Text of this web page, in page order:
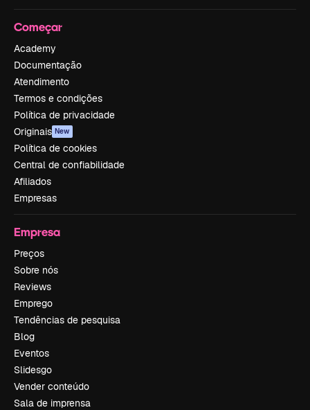
Começar
Academy
Documentação
Atendimento
Termos e condições
Política de privacidade
Originais New
Política de cookies
Central de confiabilidade
Afiliados
Empresas
Empresa
Preços
Sobre nós
Reviews
Emprego
Tendências de pesquisa
Blog
Eventos
Slidesgo
Vender conteúdo
Sala de imprensa